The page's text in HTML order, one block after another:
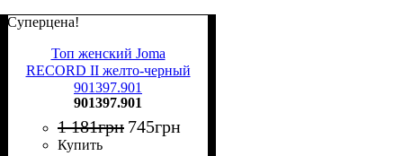
Суперцена!
Топ женский Joma
RECORD II желто-черный
901397.901
901397.901
1 181грн 745грн
Купить